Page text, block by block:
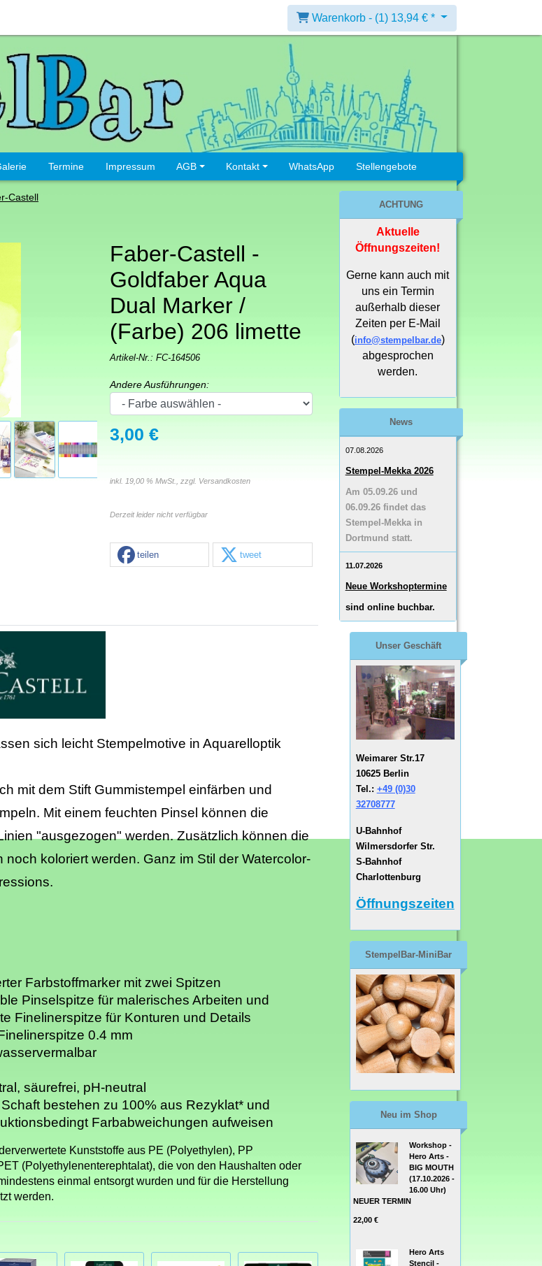
Warenkorb - (1) 13,94 € *
Termine Impressum AGB Kontakt WhatsApp Stellengebote
Castell
Faber-Castell -
Goldfaber Aqua
Dual Marker /
(Farbe) 206 limette
Artikel-Nr.: FC-164506
Andere Ausführungen:
3,00 €
inkl. 19,00 % MwSt., zzgl. Versandkosten
Derzeit leider nicht verfügbar
teilen tweet
sich leicht Stempelmotive in Aquarelloptik
mit dem Stift Gummistempel einfärben und
Mit einem feuchten Pinsel können die
"ausgezogen" werden. Zusätzlich können die
noch koloriert werden. Ganz im Stil der Watercolor-
Farbstoffmarker mit zwei Spitzen
Pinselspitze für malerisches Arbeiten und
Finelinerspitze für Konturen und Details
0.4 mm
säurefrei, pH-neutral
bestehen zu 100% aus Rezyklat* und
Farbabweichungen aufweisen
Kunststoffe aus PE (Polyethylen), PP
(Polyethylenenterephtalat), die von den Haushalten oder
einmal entsorgt wurden und für die Herstellung
werden.
ACHTUNG
Aktuelle
Öffnungszeiten!
Gerne kann auch mit
uns ein Termin
außerhalb dieser
Zeiten per E-Mail
(info@stempelbar.de)
abgesprochen
werden.
News
07.08.2026
Stempel-Mekka 2026
Am 05.09.26 und
06.09.26 findet das
Stempel-Mekka in
Dortmund statt.
11.07.2026
Neue Workshoptermine
sind online buchbar.
Unser Geschäft
Weimarer Str.17
10625 Berlin
Tel.: +49 (0)30
32708777
U-Bahnhof
Wilmersdorfer Str.
S-Bahnhof
Charlottenburg
Öffnungszeiten
StempelBar-MiniBar
Neu im Shop
Workshop -
Hero Arts -
BIG MOUTH
(17.10.2026 -
16.00 Uhr)
NEUER TERMIN
22,00 €
Hero Arts
Stencil -